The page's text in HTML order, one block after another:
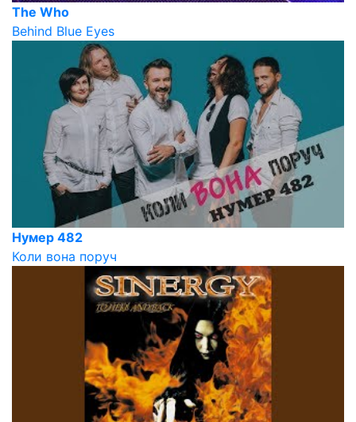
The Who
Behind Blue Eyes
Нумер 482
Коли вона поруч